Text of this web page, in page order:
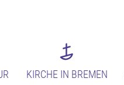
KIRCHE IN BREMEN